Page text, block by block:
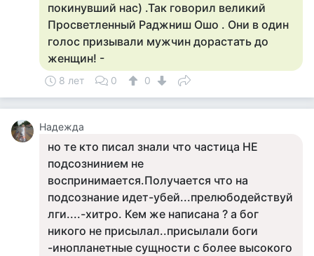
покинувший нас) .Так говорил великий
Просветленный Раджниш Ошо . Они в один
голос призывали мужчин дорастать до
женщин! -
8 лет 0 0
Надежда
но те кто писал знали что частица НЕ
подсознинием не
воспринимается.Получается что на
подсознание идет-убей...прелюбодействуй
лги....-хитро. Кем же написана ? а бог
никого не присылал..присылали боги
-инопланетные сущности с более высокого